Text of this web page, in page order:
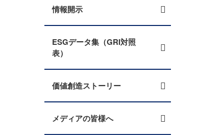
情報開示
ESGデータ集（GRI対照
表）
価値創造ストーリー
メディアの皆様へ